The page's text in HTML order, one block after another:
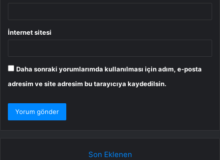
İnternet sitesi
Daha sonraki yorumlarımda kullanılması için adım, e-posta
adresim ve site adresim bu tarayıcıya kaydedilsin.
Son Eklenen